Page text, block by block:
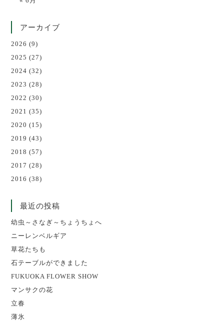
アーカイブ
2026 (9)
2025 (27)
2024 (32)
2023 (28)
2022 (30)
2021 (35)
2020 (15)
2019 (43)
2018 (57)
2017 (28)
2016 (38)
最近の投稿
幼虫～さなぎ～ちょうちょへ
ニーレンベルギア
草花たちも
石テーブルができました
FUKUOKA FLOWER SHOW
マンサクの花
立春
薄氷